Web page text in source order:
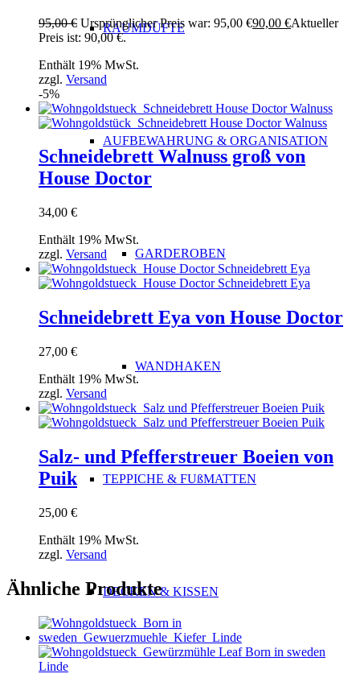
RAUMDÜFTE
AUFBEWAHRUNG & ORGANISATION
GARDEROBEN
WANDHAKEN
TEPPICHE & FUßMATTEN
DECKEN & KISSEN
95,00€ Ursprünglicher Preis war: 95,00 €90,00 €Aktueller
Preis ist: 90,00 €.
Enthält 19% MwSt.
zzgl. Versand
-5%
Schneidebrett Walnuss groß von
House Doctor
34,00 €
Enthält 19% MwSt.
zzgl. Versand
Schneidebrett Eya von House Doctor
27,00 €
Enthält 19% MwSt.
zzgl. Versand
Salz- und Pfefferstreuer Boeien von
Puik
25,00 €
Enthält 19% MwSt.
zzgl. Versand
Ähnliche Produkte